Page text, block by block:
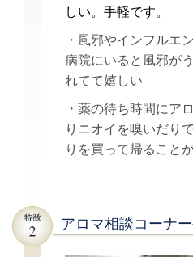
しい。手軽です。
・風邪やインフルエ
病院にいると風邪が
れてて嬉しい
・薬の待ち時間にア
りニオイを嗅いだり
りを買って帰ること
アロマ相談コーナ